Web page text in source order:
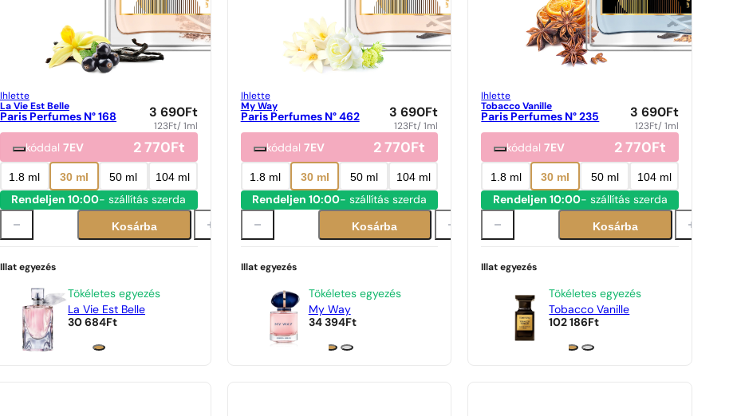
Ihlette
La Vie Est Belle
Paris Perfumes N° 168 3 690Ft
123Ft/ 1ml
kóddal 7EV 2 770Ft
1.8 ml 30 ml 50 ml 104 ml
Rendeljen 10:00- szállítás szerda
Kosárba
Illat egyezés
Tökéletes egyezés
La Vie Est Belle
30 684Ft
Ihlette
My Way
Paris Perfumes N° 462 3 690Ft
123Ft/ 1ml
kóddal 7EV 2 770Ft
1.8 ml 30 ml 50 ml 104 ml
Rendeljen 10:00- szállítás szerda
Kosárba
Illat egyezés
Tökéletes egyezés
My Way
34 394Ft
Ihlette
Tobacco Vanille
Paris Perfumes N° 235 3 690Ft
123Ft/ 1ml
kóddal7EV 2 770Ft
1.8 ml 30 ml 50 ml 104 ml
Rendeljen 10:00- szállítás szerda
Kosárba
Illat egyezés
Tökéletes egyezés
Tobacco Vanille
102 186Ft